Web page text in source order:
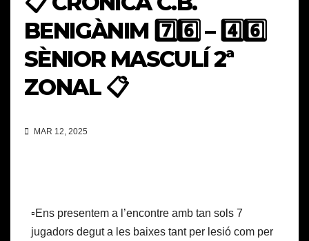
BENIGÀNIM 7️⃣6️⃣ – 4️⃣6️⃣
SÈNIOR MASCULÍ 2ª
ZONAL 📋
MAR 12, 2025
▫️Ens presentem a l’encontre amb tan sols 7
jugadors degut a les baixes tant per lesió com per